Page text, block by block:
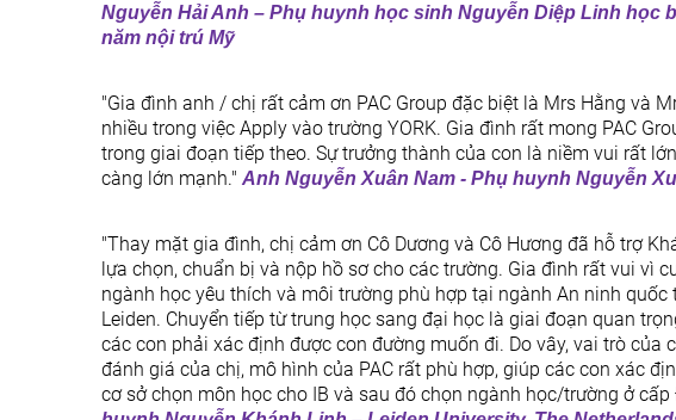
Nguyễn Hải Anh – Phụ huynh học sinh Nguyễn Diệp Linh học
năm nội trú Mỹ
"Gia đình anh / chị rất cảm ơn PAC Group đặc biệt là Mrs Hằng và
nhiều trong việc Apply vào trường YORK. Gia đình rất mong PAC
trong giai đoạn tiếp theo. Sự trưởng thành của con là niềm vui rất
càng lớn mạnh." Anh Nguyễn Xuân Nam - Phụ huynh Nguyễn
"Thay mặt gia đình, chị cảm ơn Cô Dương và Cô Hương đã hỗ trợ
lựa chọn, chuẩn bị và nộp hồ sơ cho các trường. Gia đình rất vui vì
ngành học yêu thích và môi trường phù hợp tại ngành An ninh
Leiden. Chuyển tiếp từ trung học sang đại học là giai đoạn quan
các con phải xác định được con đường muốn đi. Do vây, vai trò của
đánh giá của chị, mô hình của PAC rất phù hợp, giúp các con xác
cơ sở chọn môn học cho IB và sau đó chọn ngành học/trường ở cấp